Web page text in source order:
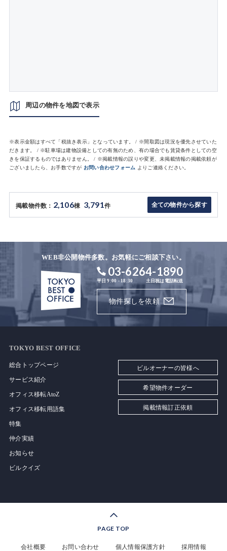
周辺の物件を地図で表示
※表示金額はすべて「税抜き表示」となっています。 / ※間取図は現況を優先させていた
だきます。 / ※駐車場は建物設備としての有無のため、有の場合でも賃貸条件としての空
きを保証するものではありません。 / ※掲載情報の誤りや変更、未掲載情報の掲載依頼が
ございましたら、お手数ですが お問い合わせフォーム よりご連絡ください。
掲載物件数： 2,106棟 3,791件 全ての物件から探す
WEB非公開物件多数。お気軽にご相談下さい。
03-6264-1890
平日 9:00 - 18:30 土日祝は電話転送
物件探しを依頼
TOKYO BEST OFFICE
総合トップページ
サービス紹介
オフィス移転AtoZ
オフィス移転用語集
特集
仲介実績
お知らせ
ビルクイズ
ビルオーナーの皆様へ
希望物件オーダー
掲載情報訂正依頼
PAGE TOP
会社概要 お問い合わせ 個人情報保護方針 採用情報